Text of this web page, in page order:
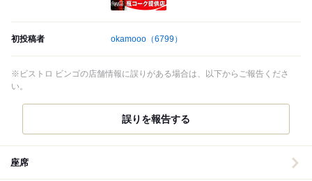
初投稿者 okamooo （6799）
※ビストロ ビンゴの店舗情報に誤りがある場合は、以下からご報告くださ
い。
誤りを報告する
座席